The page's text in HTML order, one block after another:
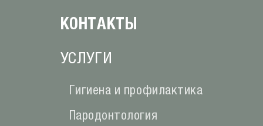
КОНТАКТЫ
УСЛУГИ
Гигиена и профилактика
Пародонтология